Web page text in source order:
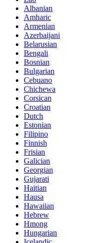
Albanian
Amharic
Armenian
Azerbaijani
Belarusian
Bengali
Bosnian
Bulgarian
Cebuano
Chichewa
Corsican
Croatian
Dutch
Estonian
Filipino
Finnish
Frisian
Galician
Georgian
Gujarati
Haitian
Hausa
Hawaiian
Hebrew
Hmong
Hungarian